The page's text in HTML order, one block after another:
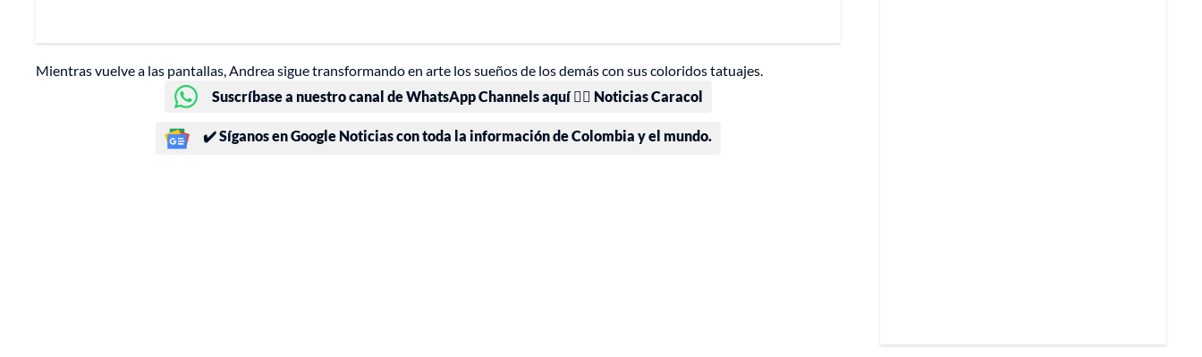
Mientras vuelve a las pantallas, Andrea sigue transformando en arte los sueños de los demás con sus coloridos tatuajes.
Suscríbase a nuestro canal de WhatsApp Channels aquí 👉🏻 Noticias Caracol
✔️ Síganos en Google Noticias con toda la información de Colombia y el mundo.